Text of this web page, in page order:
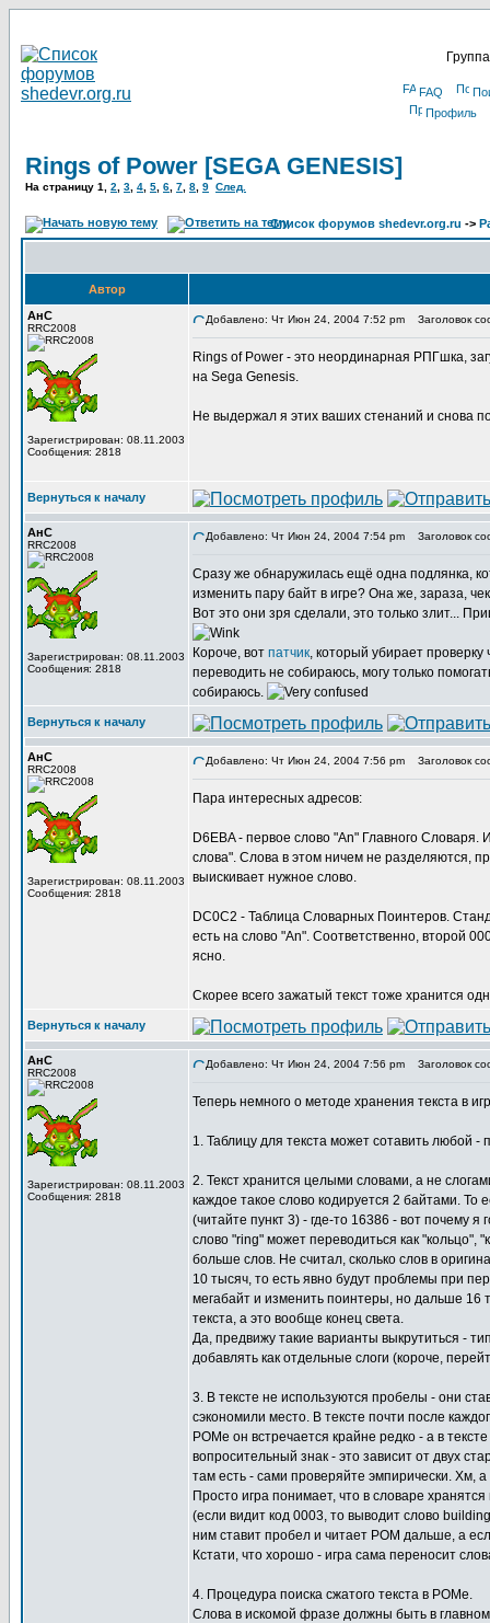
FAQ
Профиль
Rings of Power [SEGA GENESIS]
На страницу 1 2 3 4 5 6 7 8 9 След.
Список форумов shedevr.org.ru ->
Автор
АнС
RRC2008
Зарегистрирован: 08.11.2003
Сообщения: 2818
Добавлено: Чт Июн 24, 2004 7:52 pm Заголовок
Rings of Power - это неординарная РПГшка,
на Sega Genesis.
Не выдержал я этих ваших стенаний и снова
Вернуться к началу
АнС
RRC2008
Зарегистрирован: 08.11.2003
Сообщения: 2818
Добавлено: Чт Июн 24, 2004 7:54 pm Заголовок
Сразу же обнаружилась ещё одна подлянка,
изменить пару байт в игре? Она же, зараза,
Вот это они зря сделали, это только злит...
Короче, вот патчик, который убирает
переводить не собираюсь, могу только
собираюсь.
Вернуться к началу
АнС
RRC2008
Зарегистрирован: 08.11.2003
Сообщения: 2818
Добавлено: Чт Июн 24, 2004 7:56 pm Заголовок
Пара интересных адресов:
D6EBA - первое слово "An" Главного Словаря.
слова". Слова в этом ничем не разделяются,
выискивает нужное слово.
DC0C2 - Таблица Словарных Поинтеров.
есть на слово "An". Соответственно, второй
ясно.
Скорее всего зажатый текст тоже хранится
Вернуться к началу
АнС
RRC2008
Зарегистрирован: 08.11.2003
Сообщения: 2818
Добавлено: Чт Июн 24, 2004 7:56 pm Заголовок
Теперь немного о методе хранения текста в
1. Таблицу для текста может сотавить любой
2. Текст хранится целыми словами, а не
каждое такое слово кодируется 2 байтами. То
(читайте пункт 3) - где-то 16386 - вот почему я
слово "ring" может переводиться как "кольцо",
больше слов. Не считал, сколько слов в
10 тысяч, то есть явно будут проблемы при
мегабайт и изменить поинтеры, но дальше 16
текста, а это вообще конец света.
Да, предвижу такие варианты выкрутиться -
добавлять как отдельные слоги (короче,
3. В тексте не используются пробелы - они
сэкономили место. В тексте почти после
РОМе он встречается крайне редко - а в
вопросительный знак - это зависит от двух
там есть - сами проверяйте эмпирически. Хм,
Просто игра понимает, что в словаре
(если видит код 0003, то выводит слово
ним ставит пробел и читает РОМ дальше, а
Кстати, что хорошо - игра сама переносит
4. Процедура поиска сжатого текста в РОМе.
Слова в искомой фразе должны быть в главном